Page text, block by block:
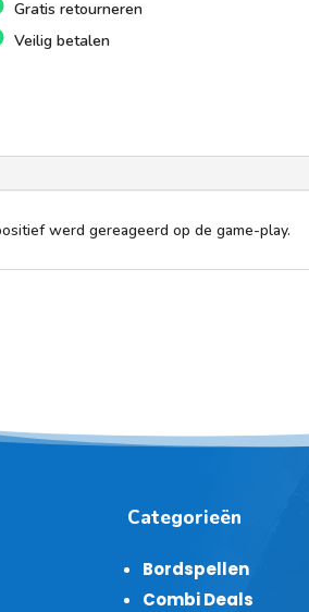
Gratis retourneren
Veilig betalen
werd gereageerd op de game-play.
Categorieën
Bordspellen
Combi Deals